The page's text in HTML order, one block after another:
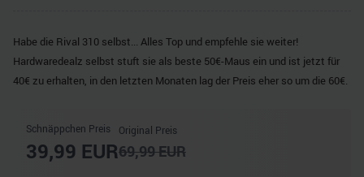
Habe die Rival 310 selbst... Alles Top und empfehle sie weiter!
Hardwaredealz selbst stuft sie als beste 50€-Maus ein und ist jetzt für
40€ zu erhalten, in den letzten Monaten lag der Preis eher so um die 60€.
Schnäppchen Preis
39,99 EUR
Original Preis
69,99EUR